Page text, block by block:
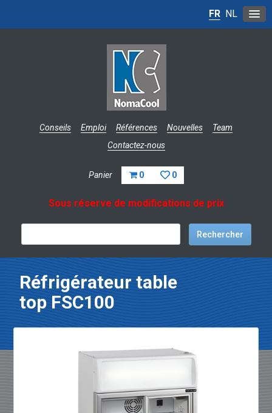
Conseils Emploi Références Nouvelles
Team
Contactez-nous
Panier 0 0
FR NL
Sous réserve de modifications de prix
Réfrigérateur table
top FSC100